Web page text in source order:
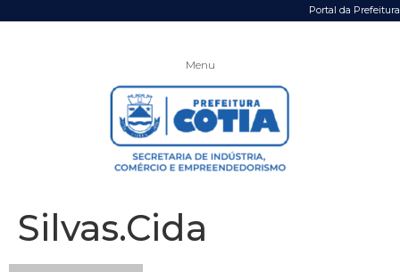
Portal da Prefeitura
Menu
Silvas.Cida